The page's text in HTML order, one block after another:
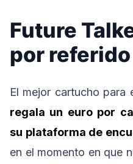
Future
por referido
El mejor cartucho para
regala un euro por
su plataforma de
en el momento en que